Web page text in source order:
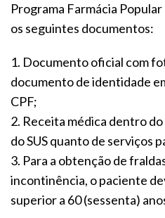
Programa Farmácia
os seguintes documentos:
1. Documento oficial com
documento de identidade
CPF;
2. Receita médica dentro
do SUS quanto de serviços
3. Para a obtenção de
incontinência, o paciente
superior a 60 (sessenta)